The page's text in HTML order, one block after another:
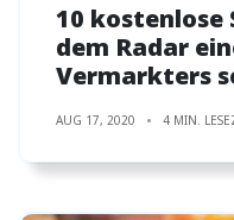
10 kostenlose
dem Radar
Vermarkters
AUG 17, 2020 4 MIN.